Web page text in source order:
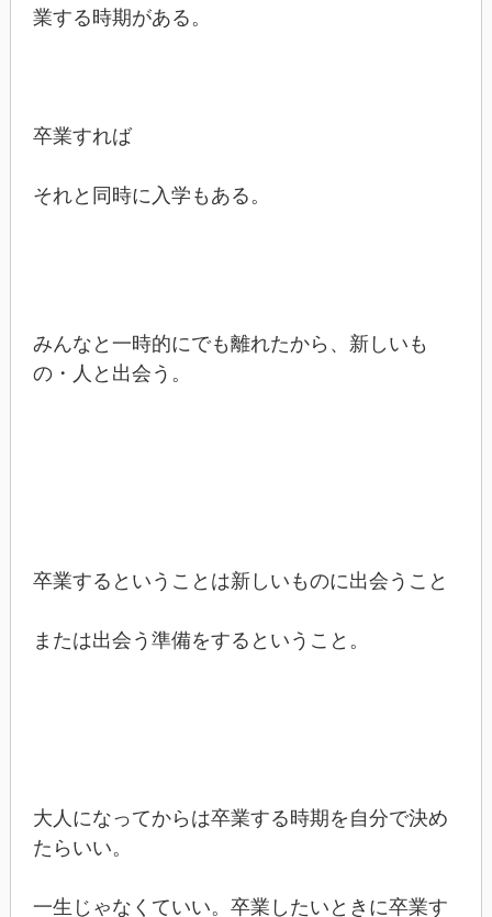
業する時期がある。
卒業すれば
それと同時に入学もある。
みんなと一時的にでも離れたから、新しいも
の・人と出会う。
卒業するということは新しいものに出会うこと
または出会う準備をするということ。
大人になってからは卒業する時期を自分で決め
たらいい。
一生じゃなくていい。卒業したいときに卒業す